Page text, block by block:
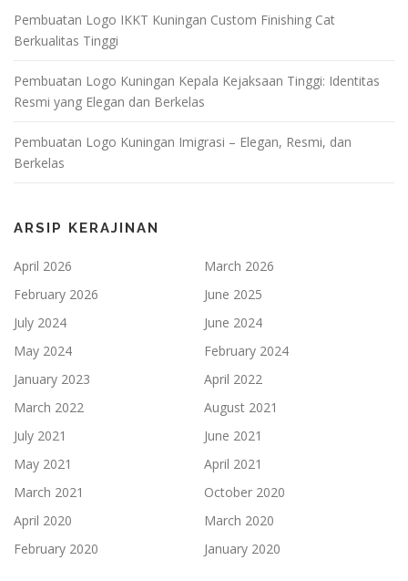
Pembuatan Logo IKKT Kuningan Custom Finishing Cat
Berkualitas Tinggi
Pembuatan Logo Kuningan Kepala Kejaksaan Tinggi: Identitas
Resmi yang Elegan dan Berkelas
Pembuatan Logo Kuningan Imigrasi – Elegan, Resmi, dan
Berkelas
ARSIP KERAJINAN
April 2026
March 2026
February 2026
June 2025
July 2024
June 2024
May 2024
February 2024
January 2023
April 2022
March 2022
August 2021
July 2021
June 2021
May 2021
April 2021
March 2021
October 2020
April 2020
March 2020
February 2020
January 2020